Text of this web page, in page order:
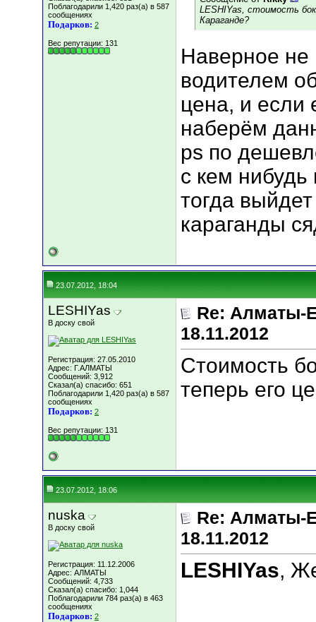
Поблагодарили 1,420 раз(а) в 587
сообщениях
Подарков: 2
Вес репутации: 131
LESHIYas, стоимость
Караганде?
Наверное не
водителем
цена, и если
наберём
ps по
с кем нибудь
тогда
караганды
23.07.2012, 18:04
LESHIYas
В доску свой
Регистрация: 27.05.2010
Адрес: Г.АЛМАТЫ
Сообщений: 3,912
Сказал(а) спасибо: 651
Поблагодарили 1,420 раз(а) в 587
сообщениях
Подарков: 2
Вес репутации: 131
Re: Алматы-
18.11.2012
Стоимость
теперь его
23.07.2012, 18:06
nuska
В доску свой
Регистрация: 11.12.2006
Адрес: АЛМАТЫ
Сообщений: 4,733
Сказал(а) спасибо: 1,044
Поблагодарили 784 раз(а) в 463
сообщениях
Подарков: 2
Re: Алматы-
18.11.2012
LESHIYas,